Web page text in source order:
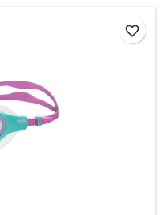
favorite_border